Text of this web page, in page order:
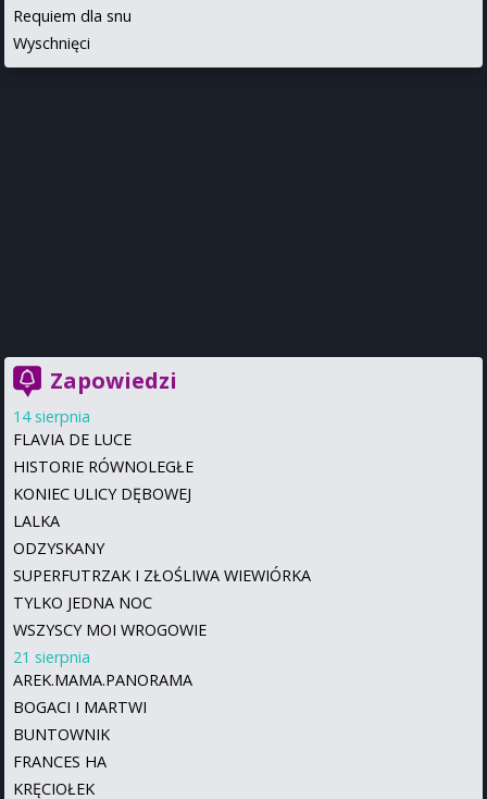
Requiem dla snu
Wyschnięci
Zapowiedzi
14 sierpnia
FLAVIA DE LUCE
HISTORIE RÓWNOLEGŁE
KONIEC ULICY DĘBOWEJ
LALKA
ODZYSKANY
SUPERFUTRZAK I ZŁOŚLIWA WIEWIÓRKA
TYLKO JEDNA NOC
WSZYSCY MOI WROGOWIE
21 sierpnia
AREK.MAMA.PANORAMA
BOGACI I MARTWI
BUNTOWNIK
FRANCES HA
KRĘCIOŁEK